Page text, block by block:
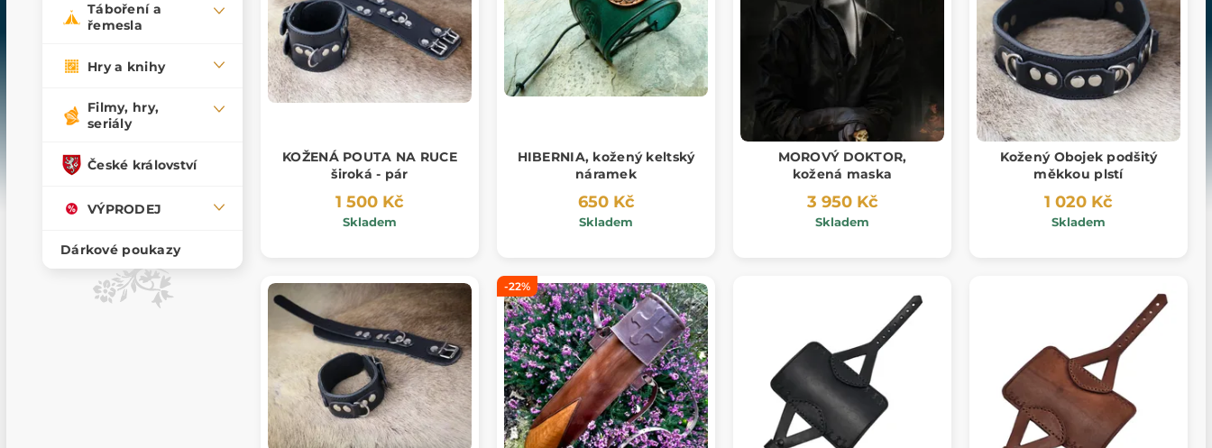
Táboření a
řemesla
Hry a knihy
Filmy, hry,
seriály
České království
VÝPRODEJ
Dárkové poukazy
KOŽENÁ POUTA NA RUCE
široká - pár
1 500 Kč
Skladem
HIBERNIA, kožený keltský
náramek
650 Kč
Skladem
MOROVÝ DOKTOR,
kožená maska
3 950 Kč
Skladem
Kožený Obojek podšitý
měkkou plstí
1 020 Kč
Skladem
-22%